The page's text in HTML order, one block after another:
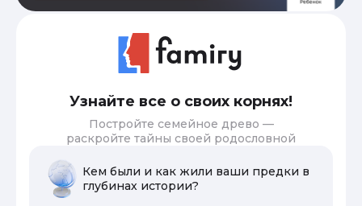
Узнайте все о своих корнях!
Постройте семейное древо —
раскройте тайны своей родословной
Кем были и как жили ваши предки в
глубинах истории?